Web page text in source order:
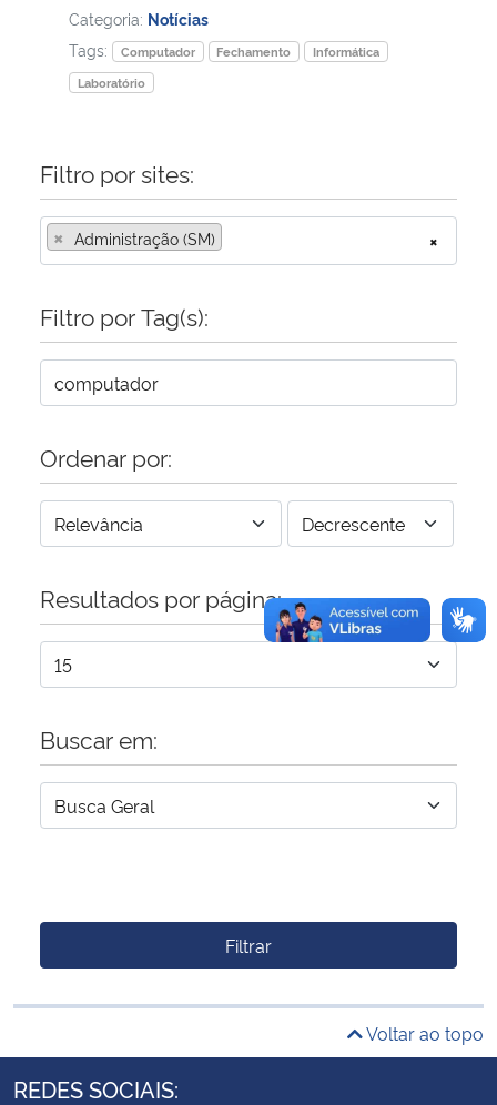
Ministério da Mulher, da Família e dos Direitos Humanos
Secretaria-Geral
Gabinete de Segurança Institucional
Advocacia-Geral da União
Banco Central do Brasil
Planalto
Categoria: Notícias
Tags:
Computador Fechamento
Informática
Laboratório
Filtro por sites:
×
× Administração (SM)
Filtro por Tag(s):
Ordenar por:
Resultados por página:
Buscar em:
Filtrar
Voltar ao topo
REDES SOCIAIS: